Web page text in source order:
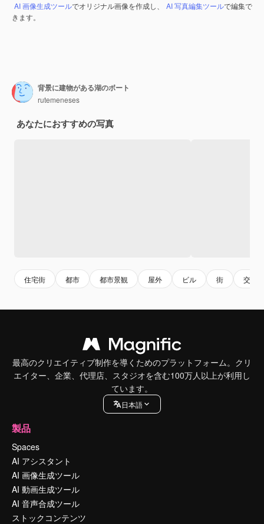
AI 画像生成ツールでオリジナル画像を作成し、 AI 写真編集ツールで編集で
きます。
背景に建物がある湖のボート
rutemeneses
あなたにおすすめの写真
住宅街 都市 都市景観 屋外 ビル 街 交通
最高のクリエイティブ制作を導くためのプラットフォーム。クリ
エイター、企業、代理店、スタジオを含む100万人以上が利用し
ています。
日本語
製品
Spaces
AI アシスタント
AI 画像生成ツール
AI 動画生成ツール
AI 音声合成ツール
ストックコンテンツ